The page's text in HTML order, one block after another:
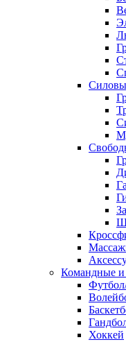
Командные и
Хоккей